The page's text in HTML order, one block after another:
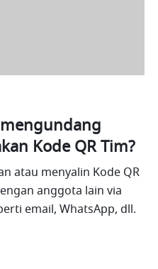
Kode QR Tim?
atau menyalin Kode QR
anggota lain via
email, WhatsApp, dll.